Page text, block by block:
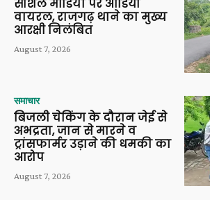
सोशल मीडिया पर ऑडियो
वायरल, राजगढ़ थाने का मुख्य
आरक्षी निलंबित
August 7, 2026
समाचार
बिजली चेकिंग के दौरान जेई से
अभद्रता, जान से मारने व
ट्रांसफार्मर उड़ाने की धमकी का
आरोप
August 7, 2026